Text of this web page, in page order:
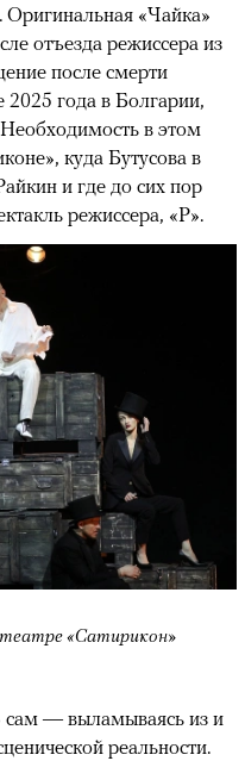
Оригинальная «Чайка»
отъезда режиссера из
после смерти
2025 года в Болгарии,
в этом
куда Бутусова в
и где до сих пор
режиссера, «Р».
«Сатирикон»
сам — выламываясь из и
реальности.